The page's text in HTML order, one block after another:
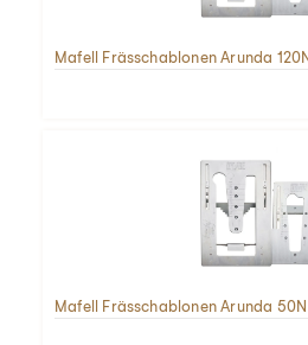
Mafell Frässchablonen Arunda
Mafell Frässchablonen Arunda 50N